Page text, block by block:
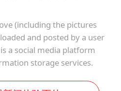
(including the pictures
and posted by a user
a social media platform
storage services.